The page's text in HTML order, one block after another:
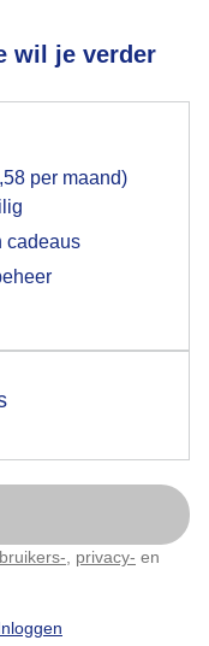
wil je verder
per maand)
cadeaus
privacy- en
bekeken
voor het
hebt gegeven,
browser waarin
later